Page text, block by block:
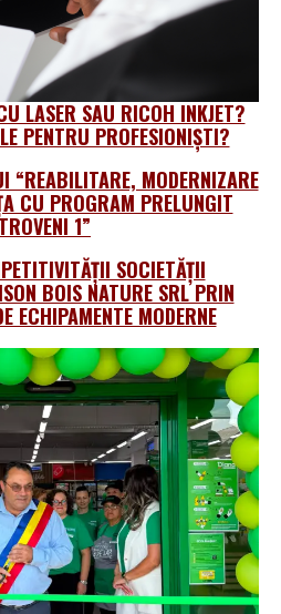
LASER SAU RICOH INKJET?
PENTRU PROFESIONIŞTI?
“REABILITARE, MODERNIZARE
CU PROGRAM PRELUNGIT
1”
SOCIETĂȚII
BOIS NATURE SRL PRIN
ECHIPAMENTE MODERNE